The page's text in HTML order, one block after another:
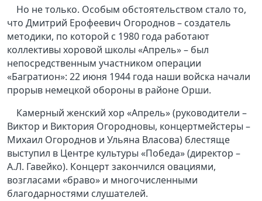
Но не только. Особым обстоятельством стало то,
что Дмитрий Ерофеевич Огороднов – создатель
методики, по которой с 1980 года работают
коллективы хоровой школы «Апрель» – был
непосредственным участником операции
«Багратион»: 22 июня 1944 года наши войска начали
прорыв немецкой обороны в районе Орши.
Камерный женский хор «Апрель» (руководители –
Виктор и Виктория Огородновы, концертмейстеры –
Михаил Огороднов и Ульяна Власова) блестяще
выступил в Центре культуры «Победа» (директор –
А.Л. Гавейко). Концерт закончился овациями,
возгласами «браво» и многочисленными
благодарностями слушателей.